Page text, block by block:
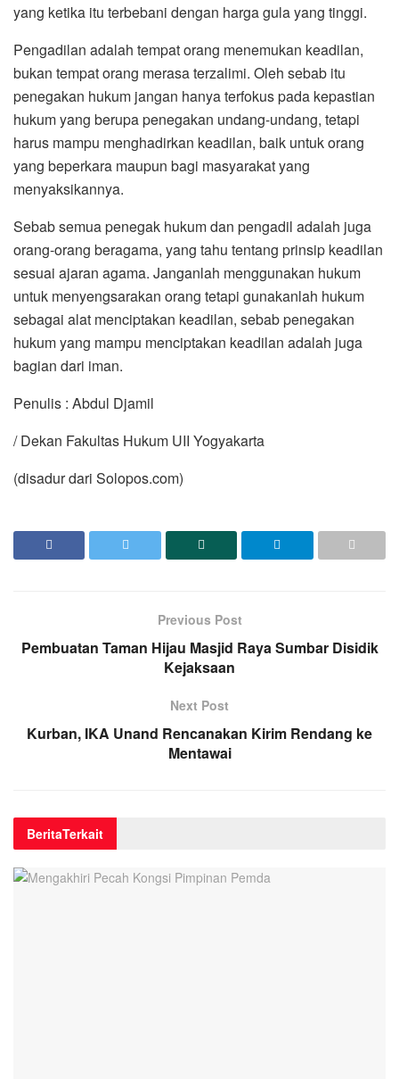
yang ketika itu terbebani dengan harga gula yang tinggi.
Pengadilan adalah tempat orang menemukan keadilan,
bukan tempat orang merasa terzalimi. Oleh sebab itu
penegakan hukum jangan hanya terfokus pada kepastian
hukum yang berupa penegakan undang-undang, tetapi
harus mampu menghadirkan keadilan, baik untuk orang
yang beperkara maupun bagi masyarakat yang
menyaksikannya.
Sebab semua penegak hukum dan pengadil adalah juga
orang-orang beragama, yang tahu tentang prinsip keadilan
sesuai ajaran agama. Janganlah menggunakan hukum
untuk menyengsarakan orang tetapi gunakanlah hukum
sebagai alat menciptakan keadilan, sebab penegakan
hukum yang mampu menciptakan keadilan adalah juga
bagian dari iman.
Penulis : Abdul Djamil
/ Dekan Fakultas Hukum UII Yogyakarta
(disadur dari Solopos.com)
Previous Post
Pembuatan Taman Hijau Masjid Raya Sumbar Disidik
Kejaksaan
Next Post
Kurban, IKA Unand Rencanakan Kirim Rendang ke
Mentawai
BeritaTerkait